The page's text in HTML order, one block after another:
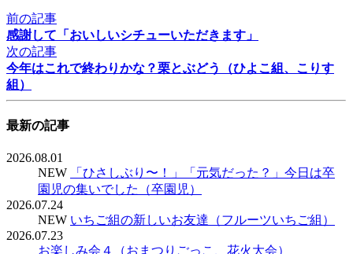
前の記事
感謝して「おいしいシチューいただきます」
次の記事
今年はこれで終わりかな？栗とぶどう（ひよこ組、こりす
組）
最新の記事
2026.08.01
NEW
「ひさしぶり〜！」「元気だった？」今日は卒
園児の集いでした（卒園児）
2026.07.24
NEW いちご組の新しいお友達（フルーツいちご組）
2026.07.23
お楽しみ会４（おまつりごっこ、花火大会）